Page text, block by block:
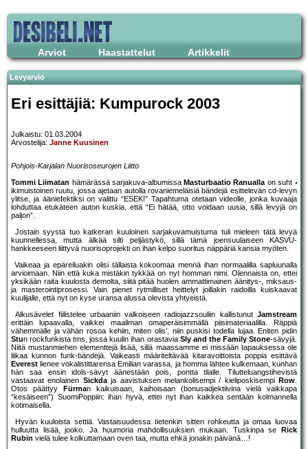
Arviot Haastattelut Artikkelit
Levyarvio
Eri esittäjiä: Kumpurock 2003
Julkaistu: 01.03.2004
Arvostelija: Janne Kuusinen
Pohjois-Karjalan Nuorisoseurojen Liitto
Tommi Liimatan hämärässä sarjakuva-albumissa Masturbaatio Ranuallaon suht
ikimuistoinen ruutu, jossa ajetaan autolla rovaniemeläisiä bändejä esittelevän cd-levyn
ylitse, ja ääniefektiksi on valittu “ESEK!” Tapahtuma otetaan videolle, jonka kuvaaja
lohduttaa etukäteen auton kuskia, että “Ei hätää, otto voidaan uusia, sillä levyjä on
paljon”.
Jostain syystä tuo katkeran kuuloinen sarjakuvamuistuma tuli mieleen tätä levyä
kuunnellessa, mutta älkää silti peljästykö, sillä tämä joensuulaiseen KASVU-
hankkeeseen liittyvä nuorisoprojekti on ihan kelpo suoritus näppäriä kansia myöten.
Vaikeaa ja epäreiluakin olisi tällaista kokoomaa mennä ihan normaalilla sapluunalla
arvioimaan. Niin että kuka mistäkin tykkää on nyt homman nimi. Olennaista on, ettei
yksikään raita kuulosta demolta, siitä pitää huolen ammattimainen äänitys-, miksaus-
ja masterointiprosessi. Vain pienet rytmilliset heittelyt joillakin raidoilla kuiskaavat
kuulijalle, että nyt on kyse uransa alussa olevista yhtyeistä.
Alkusävelet fiilistelee urbaaniin valkoiseen radiojazzsouliin kallistunut Jamstream
erittäin lupaavalla, vaikkei maailman omaperäisimmällä piisimateriaalilla. Räppiä
vähemmälle ja vähän rosoa kehiin, miten olis’, niin puskisi todella lujaa. Eniten pidin
Stun rockfunkista tms, jossa kuulin ihan orastavia Sly and the Family Stone-sävyjä.
Niitä mustanmiehen elementtejä lisää, sillä maassamme ei missään tapauksessa ole
liikaa kunnon funk-bändejä. Vaikeasti määriteltävää kitaravoittoista poppia esittävä
Everest lienee vokalistittarensa Emilian varassa, ja homma lähtee kulkemaan, kunhan
hän saa ensin idols-sävyt äänestään pois, pontta tilalle. Tilutteluangstihevistä
vastaavat enolainen Sickdaja aavistuksen melankolisempi / kieliposkisempi Row.
Otos päättyy
Fürman kaikuisaan, kaihoisaan (bonusadjektiivina vielä vaikkapa
“kesäiseen”) SuomiPoppiin: ihan hyvä, ettei nyt ihan kaikkea sentään kolmannella
kotimaisella.
Hyvän kuuloista settiä. Vastaisuudessa tietenkin sitten rohkeutta ja omaa luovaa
hulluutta lisää, jooko. Ja huumoria mahdollisuuksien mukaan. Tuskinpa se
Rick
Rubin vielä tulee kolkuttamaan oven taa, mutta ehkä jonakin päivänä…!